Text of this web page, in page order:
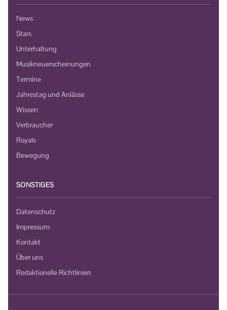
News
Stars
Unterhaltung
Musikneuerscheinungen
Termine
Jahrestag und Anlässe
Wissen
Verbraucher
Royals
Bewegung
SONSTIGES
Datenschutz
Impressum
Kontakt
Über uns
Redaktionelle Richtlinien